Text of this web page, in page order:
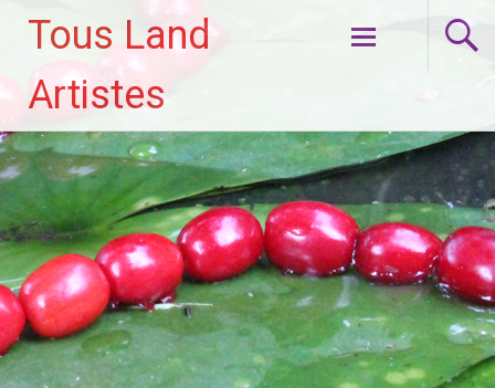
Tous Land
Artistes
contenu